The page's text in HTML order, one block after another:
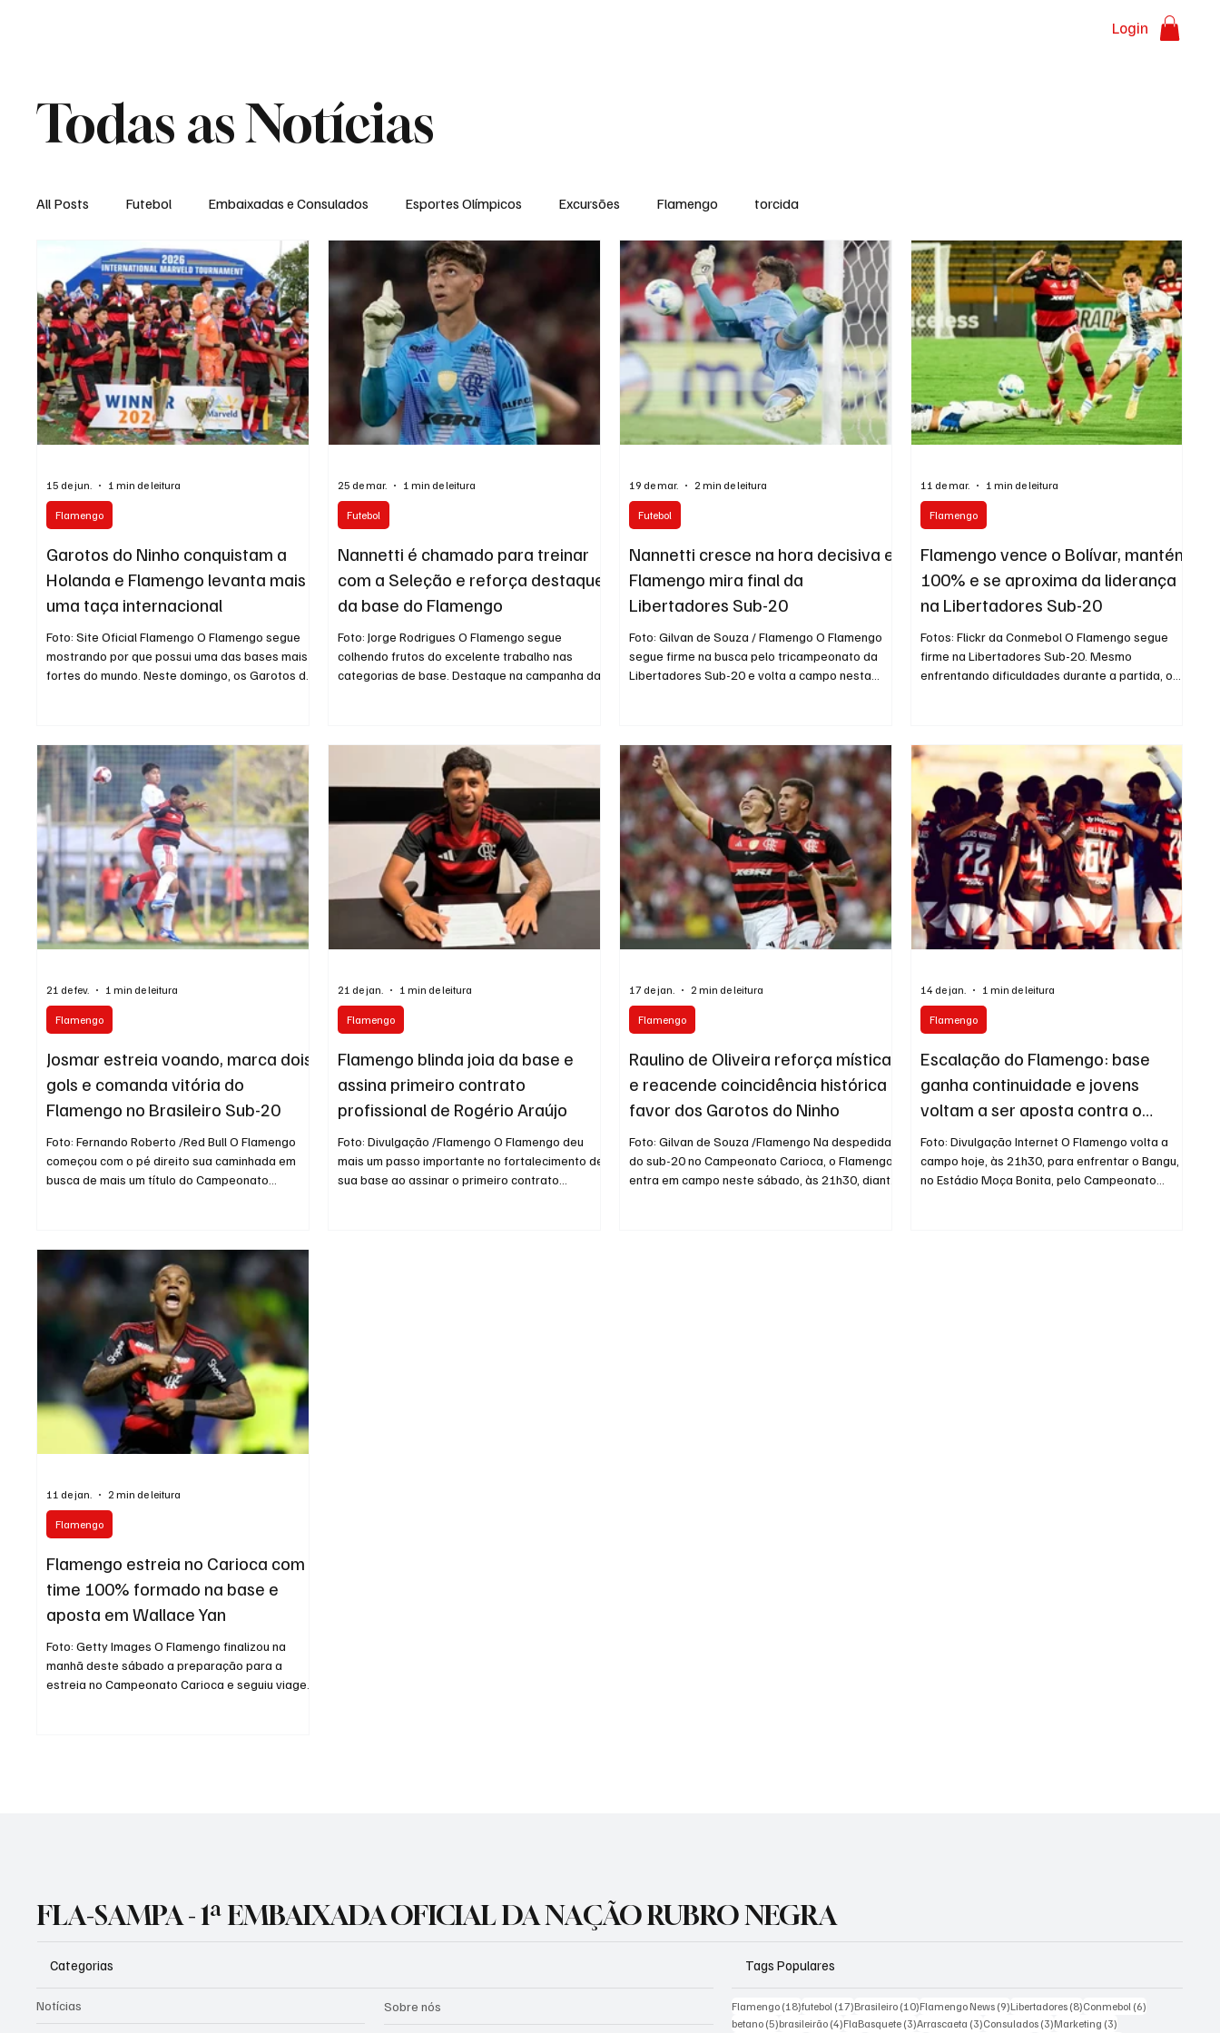
Login
Todas as Notícias
All Posts Futebol Embaixadas e Consulados Esportes Olímpicos Excursões Flamengo torcida
Garotos do Ninho conquistam a
Holanda e Flamengo levanta mais
uma taça internacional
Foto: Site Oficial Flamengo O Flamengo segue
mostrando por que possui uma das bases mais
fortes do mundo. Neste domingo, os Garotos do
importante título internacional. A campanha
rubro-negra foi digna de destaque. Ao longo da
competição, o Flamengo enfrentou adversários
tradicionais do futebol mundial, como PSG,
Sporting, Wolfsburg e Feyenoo
Flamengo
15 de jun. 1 min de leitura
Nannetti é chamado para treinar
com a Seleção e reforça destaque
da base do Flamengo
Foto: Jorge Rodrigues O Flamengo segue
colhendo frutos do excelente trabalho nas
categorias de base. Destaque na campanha da
Carlo Ancelotti, durante a preparação para
amistosos contra França e Croácia, nos Estados
Unidos. Titular nas cinco partidas do torneio
continental da base, o jovem de 18 anos ganha
mais uma oportunidade importante para
Futebol
25 de mar. 1 min de leitura
Nannetti cresce na hora decisiva e
Flamengo mira final da
Libertadores Sub-20
Foto: Gilvan de Souza / Flamengo O Flamengo
segue firme na busca pelo tricampeonato da
Libertadores Sub-20 e volta a campo nesta
grandes nomes da campanha até aqui é o
goleiro Léo Nannetti. Com apenas dois gols
sofridos em três partidas, o jovem de 18 anos
foi decisivo na classificação rubro-negra ao
fazer uma defesa salvadora nos
Futebol
19 de mar. 2 min de leitura
Flamengo vence o Bolívar, mantém
100% e se aproxima da liderança
na Libertadores Sub-20
Fotos: Flickr da Conmebol O Flamengo segue
firme na Libertadores Sub-20. Mesmo
enfrentando dificuldades durante a partida, o
ótima posição para terminar a fase de grupos
na liderança. O Mengão começou a partida em
ritmo forte. Logo aos 4 minutos, Ryan Roberto
abriu o placar após boa jogada pela direita.
Pouco depois, Josmar ampliou com categoria, c
Flamengo
11 de mar. 1 min de leitura
Josmar estreia voando, marca dois
gols e comanda vitória do
Flamengo no Brasileiro Sub-20
Foto: Fernando Roberto /Red Bull O Flamengo
começou com o pé direito sua caminhada em
busca de mais um título do Campeonato
com destaque absoluto para a estreia do
atacante Josmar, que marcou dois gols e ainda
deu uma assistência. Recém-chegado do Avaí,
Josmar mostrou personalidade desde os
primeiros minutos. Ele abriu o placar após boa
Flamengo
21 de fev. 1 min de leitura
Flamengo blinda joia da base e
assina primeiro contrato
profissional de Rogério Araújo
Foto: Divulgação /Flamengo O Flamengo deu
mais um passo importante no fortalecimento de
sua base ao assinar o primeiro contrato
Flamengo
21 de jan. 1 min de leitura
Raulino de Oliveira reforça mística
e reacende coincidência histórica a
favor dos Garotos do Ninho
Foto: Gilvan de Souza /Flamengo Na despedida
do sub-20 no Campeonato Carioca, o Flamengo
entra em campo neste sábado, às 21h30, diante
Flamengo
17 de jan. 2 min de leitura
Escalação do Flamengo: base
ganha continuidade e jovens
voltam a ser aposta contra o
Bangu
Foto: Divulgação Internet O Flamengo volta a
campo hoje, às 21h30, para enfrentar o Bangu,
no Estádio Moça Bonita, pelo Campeonato
Flamengo
14 de jan. 1 min de leitura
Flamengo estreia no Carioca com
time 100% formado na base e
aposta em Wallace Yan
Foto: Getty Images O Flamengo finalizou na
manhã deste sábado a preparação para a
estreia no Campeonato Carioca e seguiu viagem
Flamengo
11 de jan. 2 min de leitura
FLA-SAMPA - 1ª EMBAIXADA OFICIAL DA NAÇÃO RUBRO NEGRA
Categorias
Notícias Sobre nós
Tags Populares
Flamengo (18)18 posts
futebol (17)17 posts
Brasileiro (10)10 posts
Flamengo News (9)9 posts
Libertadores (8)8 posts
Conmebol (6)
betano (5)5 posts
brasileirão (4)4 posts
FlaBasquete (3)3 posts
Arrascaeta (3)3 posts
Consulados (3)3 posts
Marketing (3)